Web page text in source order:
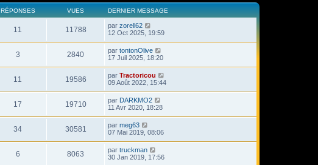
RÉPONSES VUES DERNIER MESSAGE
11 11788 par zorell62
12 Oct 2025, 19:59
3 2840 par tontonOlive
17 Juil 2025, 18:20
11 19586 par Tractoricou
09 Août 2022, 15:44
17 19710 par DARKMO2
11 Avr 2020, 18:28
34 30581 par meg63
07 Mai 2019, 08:06
6 8063 par truckman
30 Jan 2019, 17:56